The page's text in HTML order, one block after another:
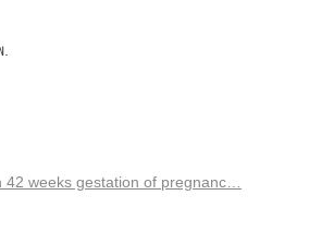
weeks gestation of pregnanc…